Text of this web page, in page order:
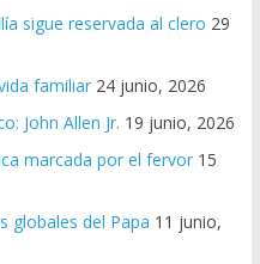
sigue reservada al clero 29
familiar 24 junio, 2026
John Allen Jr. 19 junio, 2026
marcada por el fervor 15
globales del Papa 11 junio,